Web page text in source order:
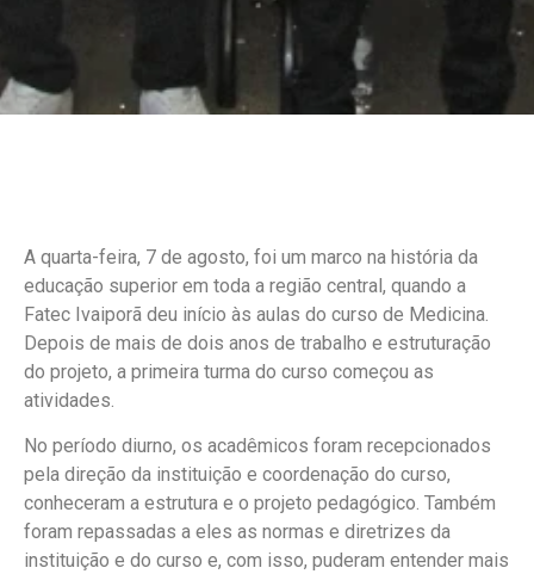
A quarta-feira, 7 de agosto, foi um marco na história da
educação superior em toda a região central, quando a
Fatec Ivaiporã deu início às aulas do curso de Medicina.
Depois de mais de dois anos de trabalho e estruturação
do projeto, a primeira turma do curso começou as
atividades.
No período diurno, os acadêmicos foram recepcionados
pela direção da instituição e coordenação do curso,
conheceram a estrutura e o projeto pedagógico. Também
foram repassadas a eles as normas e diretrizes da
instituição e do curso e, com isso, puderam entender mais